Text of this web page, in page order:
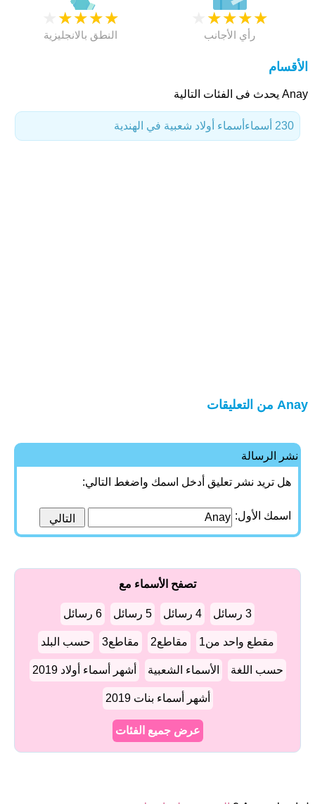
★
★
★
★
النطق بالانجليزية
★
★
★
★
رأي الأجانب
الأقسام
Anay يحدث فى الفئات التالية
أسماء أولاد شعبية في الهندية 230 أسماء
Anay من التعليقات
نشر الرسالة
هل تريد نشر تعليق أدخل اسمك واضغط التالي:
اسمك الأول:
تصفح الأسماء مع
3 رسائل 4 رسائل 5 رسائل 6 رسائل
مقطع واحد من1 مقاطع2 مقاطع3 حسب البلد
حسب اللغة الأسماء الشعبية أشهر أسماء أولاد 2019
أشهر أسماء بنات 2019
عرض جميع الفئات